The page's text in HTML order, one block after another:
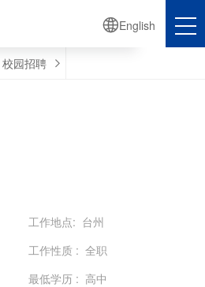
English
Resources
校园招聘 
工作地点: 台州
工作性质 : 全职
最低学历 : 高中